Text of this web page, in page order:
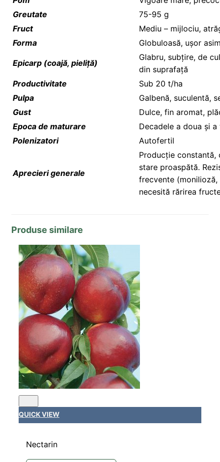
Greutate
75-95 g
Fruct
Mediu – mijlociu,
Forma
Globuloasă, ușor
Epicarp (coajă, pieliță)
Glabru, subțire, de
din suprafață
Productivitate
Sub 20 t/ha
Pulpa
Galbenă, suculentă,
Gust
Dulce, fin aromat,
Epoca de maturare
Decadele a doua și
Polenizatori
Autofertil
Aprecieri generale
Producție constantă,
stare proaspătă.
frecvente
necesită rărirea
Produse similare
QUICK VIEW
Nectarin